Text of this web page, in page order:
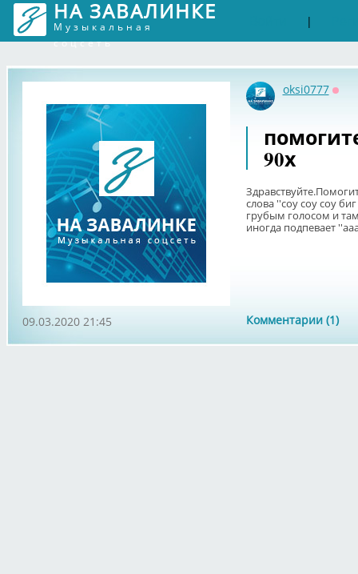
НА ЗАВАЛИНКЕ
Музыкальная
соцсеть
|
oksi0777
90х
слова ''соу соу соу
грубым голосом и
иногда подпевает
Комментарии (1)
09.03.2020 21:45